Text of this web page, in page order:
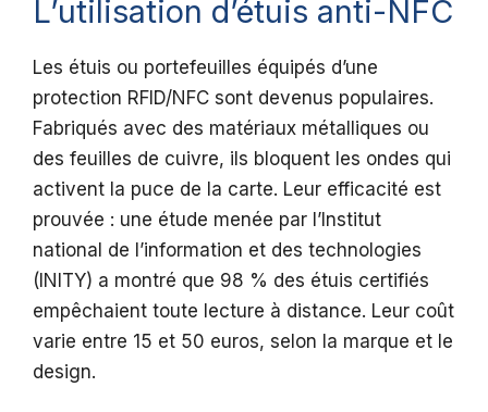
L’utilisation d’étuis anti-NFC
Les étuis ou portefeuilles équipés d’une
protection RFID/NFC sont devenus populaires.
Fabriqués avec des matériaux métalliques ou
des feuilles de cuivre, ils bloquent les ondes qui
activent la puce de la carte. Leur efficacité est
prouvée : une étude menée par l’Institut
national de l’information et des technologies
(INITY) a montré que 98 % des étuis certifiés
empêchaient toute lecture à distance. Leur coût
varie entre 15 et 50 euros, selon la marque et le
design.